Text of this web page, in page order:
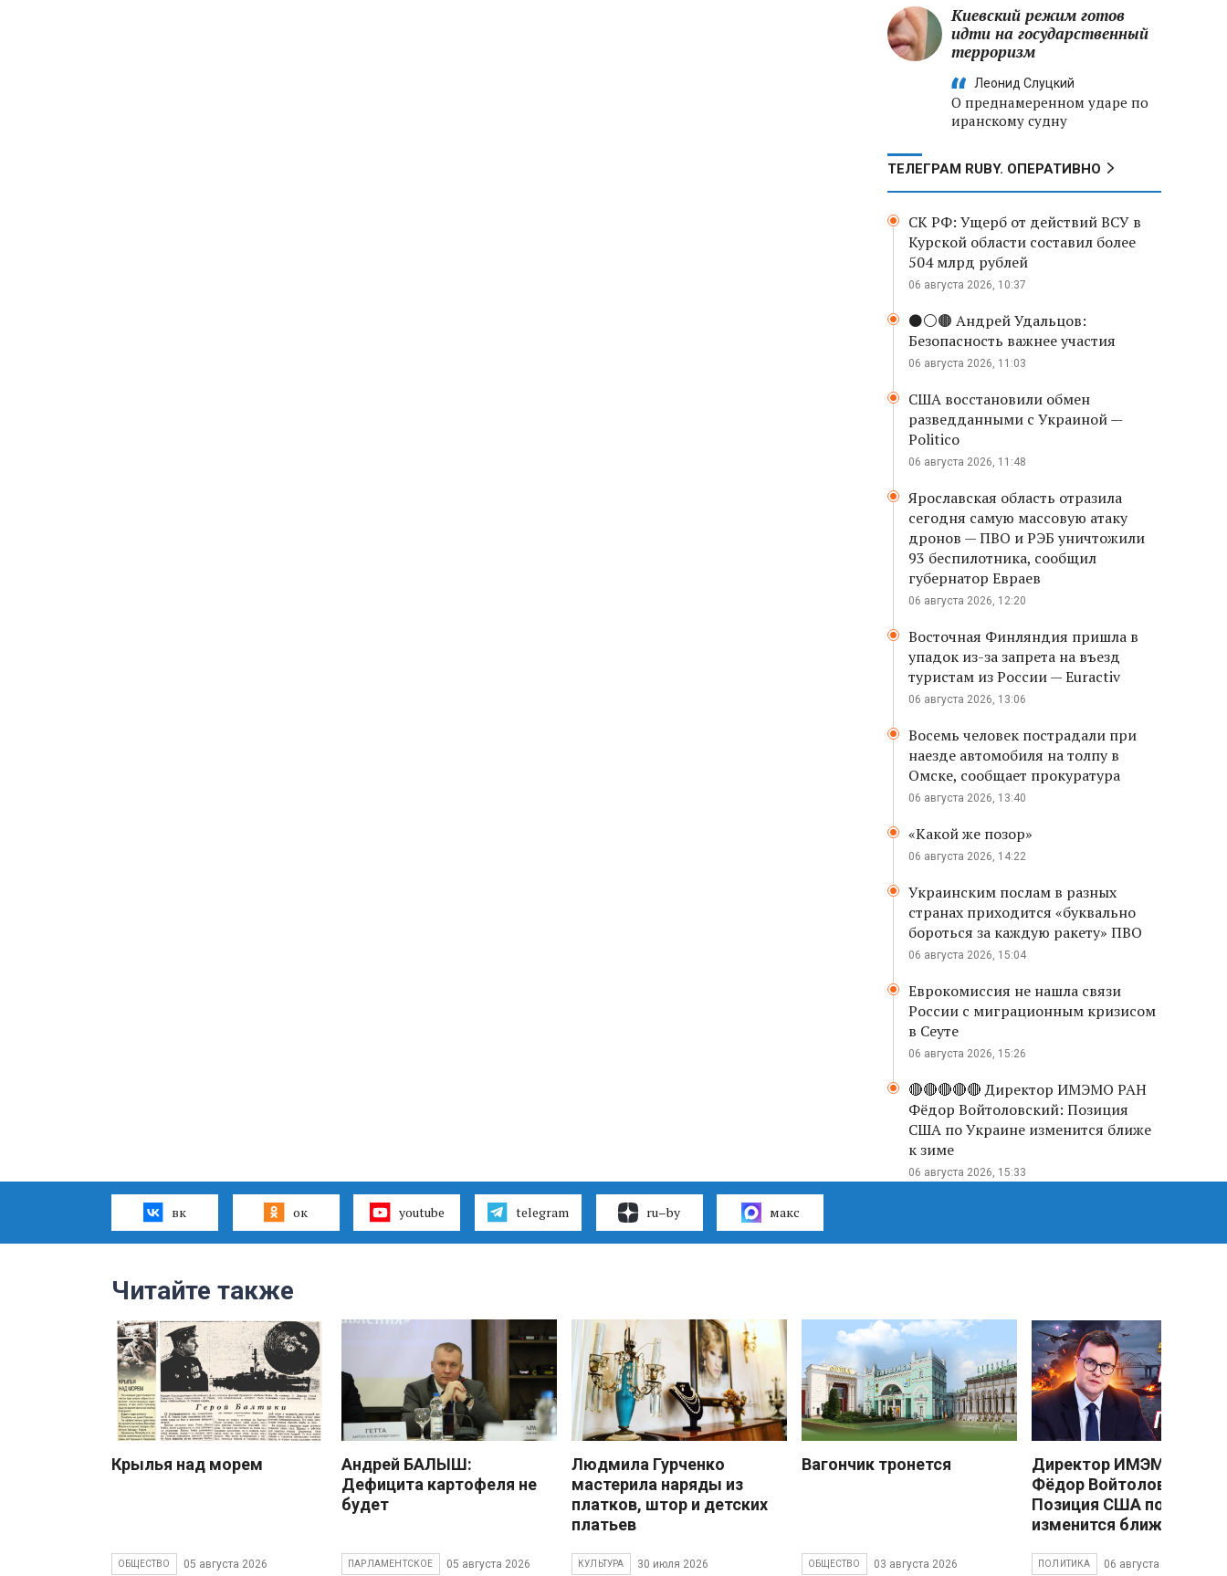
Киевский режим готов
идти на государственный
терроризм
Леонид Слуцкий
О преднамеренном ударе по
иранскому судну
ТЕЛЕГРАМ RUBY. ОПЕРАТИВНО
СК РФ: Ущерб от действий ВСУ в
Курской области составил более
504 млрд рублей
06 августа 2026, 10:37
⚫️⚪️🟤 Андрей Удальцов:
Безопасность важнее участия
06 августа 2026, 11:03
США восстановили обмен
разведданными с Украиной —
Politico
06 августа 2026, 11:48
Ярославская область отразила
сегодня самую массовую атаку
дронов — ПВО и РЭБ уничтожили
93 беспилотника, сообщил
губернатор Евраев
06 августа 2026, 12:20
Восточная Финляндия пришла в
упадок из-за запрета на въезд
туристам из России — Euractiv
06 августа 2026, 13:06
Восемь человек пострадали при
наезде автомобиля на толпу в
Омске, сообщает прокуратура
06 августа 2026, 13:40
«Какой же позор»
06 августа 2026, 14:22
Украинским послам в разных
странах приходится «буквально
бороться за каждую ракету» ПВО
06 августа 2026, 15:04
Еврокомиссия не нашла связи
России с миграционным кризисом
в Сеуте
06 августа 2026, 15:26
🔴🔴🔴🔴🔴 Директор ИМЭМО РАН
Фёдор Войтоловский: Позиция
США по Украине изменится ближе
к зиме
06 августа 2026, 15:33
вк ок youtube telegram ru–by макс
Читайте также
Крылья над морем
ОБЩЕСТВО 05 августа 2026
Андрей БАЛЫШ:
Дефицита картофеля не
будет
ПАРЛАМЕНТСКОЕ 05 августа 2026
Людмила Гурченко
мастерила наряды из
платков, штор и детских
платьев
КУЛЬТУРА 30 июля 2026
Вагончик тронется
ОБЩЕСТВО 03 августа 2026
Директор ИМЭМО РАН
Фёдор Войтоловский:
Позиция США по
изменится ближе к зиме
ПОЛИТИКА 06 августа 2026